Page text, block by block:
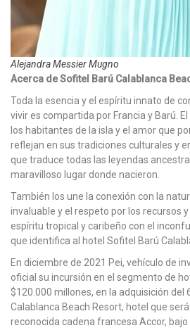
Alejandra Messier Mugno
Acerca de Sofitel Barú Calablanca
Toda la esencia y el espíritu innato de
vivir es compartida por Francia y Barú.
los habitantes de la isla y el amor que
reflejan en sus tradiciones culturales y
que traduce todas las leyendas
maravilloso lugar donde nacieron.
También los une la conexión con la
invaluable y el respeto por los recursos
espíritu tropical y caribeño con el
que identifica al hotel Sofitel Barú
En diciembre de 2021 Pei, vehículo de
oficial su incursión en el segmento de
$120.000 millones, en la adquisición del
Calablanca Beach Resort, hotel que
reconocida cadena francesa Accor, bajo